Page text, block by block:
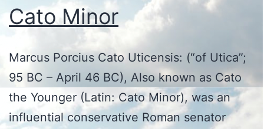
Cato Minor
Marcus Porcius Cato Uticensis: (“of Utica”;
95 BC – April 46 BC), Also known as Cato
the Younger (Latin: Cato Minor), was an
influential conservative Roman senator